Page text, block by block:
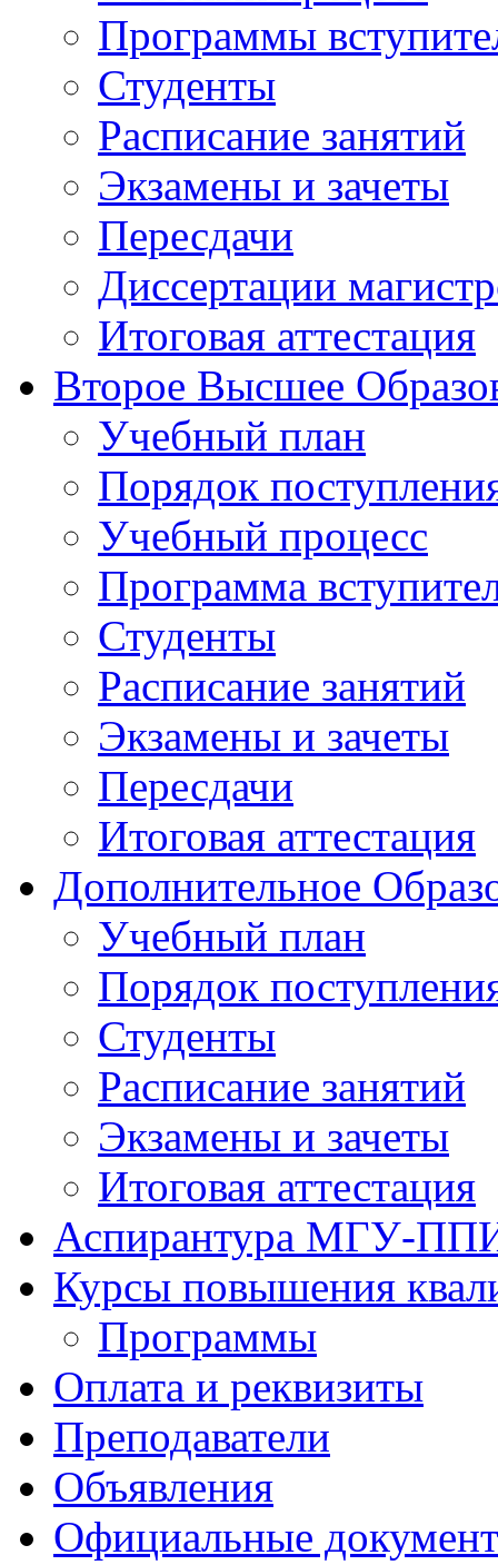
Программы
Студенты
Расписание занятий
Экзамены и зачеты
Пересдачи
Диссертации
Итоговая аттестация
Второе Высшее
Учебный план
Порядок
Учебный процесс
Программа
Студенты
Расписание занятий
Экзамены и зачеты
Пересдачи
Итоговая аттестация
Дополнительное
Учебный план
Порядок
Студенты
Расписание занятий
Экзамены и зачеты
Итоговая аттестация
Аспирантура МГУ-
Курсы повышения
Программы
Оплата и реквизиты
Преподаватели
Объявления
Официальные